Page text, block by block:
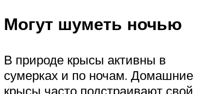
Могут шуметь ночью
В природе крысы активны в
сумерках и по ночам. Домашние
крысы часто подстраивают свой